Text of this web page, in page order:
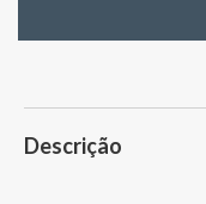
Descrição